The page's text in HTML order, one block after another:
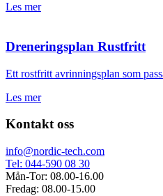
Les mer
Dreneringsplan Rustfritt
Ett rostfritt avrinningsplan som
Les mer
Kontakt oss
info@nordic-tech.com
Tel: 044-590 08 30
Mån-Tor: 08.00-16.00
Fredag: 08.00-15.00